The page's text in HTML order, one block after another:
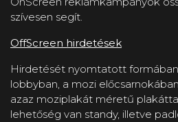
szívesen segít.
OffScreen hirdetések
Hirdetését nyomtatott
lobbyban, a mozi
azaz moziplakát méretű
lehetőség van standy, illetve